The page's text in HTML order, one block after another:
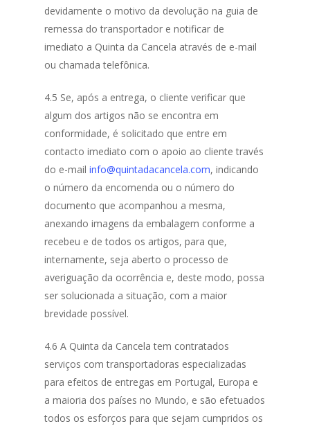
devidamente o motivo da devolução na guia de
remessa do transportador e notificar de
imediato a Quinta da Cancela através de e-mail
ou chamada telefônica.
4.5 Se, após a entrega, o cliente verificar que
algum dos artigos não se encontra em
conformidade, é solicitado que entre em
contacto imediato com o apoio ao cliente través
do e-mailinfo@quintadacancela.com, indicando
o número da encomenda ou o número do
documento que acompanhou a mesma,
anexando imagens da embalagem conforme a
recebeu e de todos os artigos, para que,
internamente, seja aberto o processo de
averiguação da ocorrência e, deste modo, possa
ser solucionada a situação, com a maior
brevidade possível.
4.6 A Quinta da Cancela tem contratados
serviços com transportadoras especializadas
para efeitos de entregas em Portugal, Europa e
a maioria dos países no Mundo, e são efetuados
todos os esforços para que sejam cumpridos os